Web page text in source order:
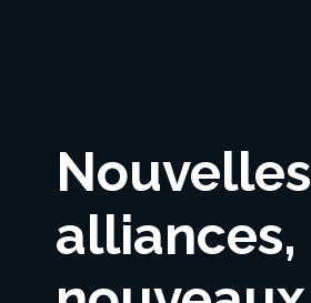
Nouvelles
alliances,